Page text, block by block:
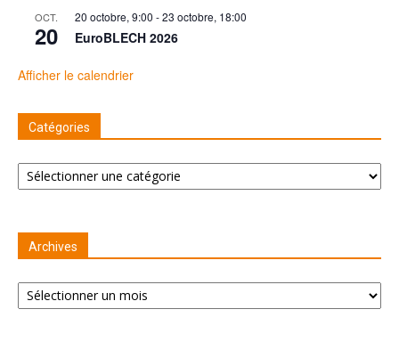
OCT.
20
20 octobre, 9:00 -23 octobre, 18:00
EuroBLECH 2026
Afficher le calendrier
Catégories
Catégories
Archives
Archives